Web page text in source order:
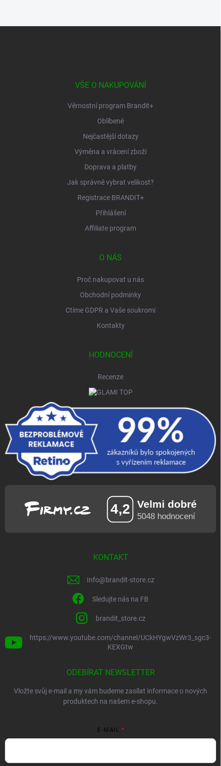
VŠE O NAKUPOVÁNÍ
Věrnostní program Brandit+
Oblíbené
Nejčastější dotazy
Výměna a vrácení zboží
Doprava a platby
Jak správně vybrat velikost?
Registrace BRANDIT+
Přihlášení
Affiliate program
O NÁS
Proč nakupovat u nás
Obchodní podmínky
Ctíme GDPR a Vaše soukromí
Kontakty
HODNOCENÍ
Recenze
KONTAKT
Info@brandit-store.cz
Sledujte nás na FB
brandit_store.cz
https://www.youtube.com/channel/UCkHYgwVzWr3_sgc3-
KEXGtw
ODEBÍRAT NEWSLETTER
Vložte svůj e-mail a my vám budeme zasílat informace o nových
produktech na našem e-shopu.
E-MAIL